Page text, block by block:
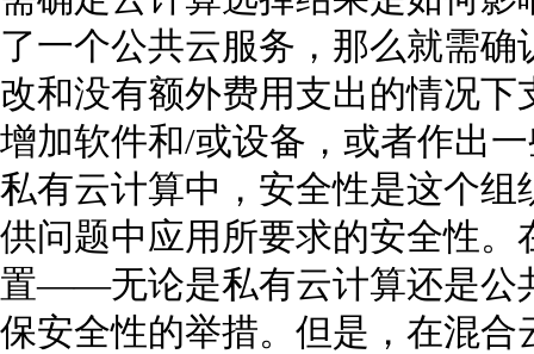
了一个公共云服务，那么就需
改和没有额外费用支出的情况
增加软件和/或设备，或者作出
私有云计算中，安全性是这个
供问题中应用所要求的安全性
置——无论是私有云计算还是
保安全性的举措。但是，在混